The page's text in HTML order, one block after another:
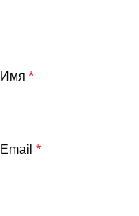
Имя *
Email *